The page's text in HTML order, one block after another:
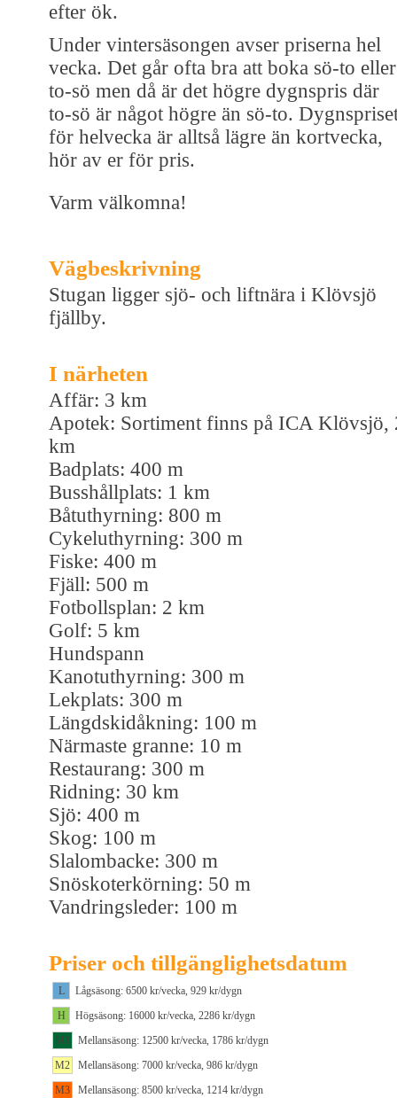
efter ök.
Under vintersäsongen avser priserna hel
vecka. Det går ofta bra att boka sö-to eller
to-sö men då är det högre dygnspris där
to-sö är något högre än sö-to.
för helvecka är alltså lägre än kortvecka,
hör av er för pris.
Varm välkomna!
Vägbeskrivning
Stugan ligger sjö- och liftnära i Klövsjö
fjällby.
I närheten
Affär: 3 km
Apotek: Sortiment finns på ICA Klövsjö,
km
Badplats: 400 m
Busshållplats: 1 km
Båtuthyrning: 800 m
Cykeluthyrning: 300 m
Fiske: 400 m
Fjäll: 500 m
Fotbollsplan: 2 km
Golf: 5 km
Hundspann
Kanotuthyrning: 300 m
Lekplats: 300 m
Längdskidåkning: 100 m
Närmaste granne: 10 m
Restaurang: 300 m
Ridning: 30 km
Sjö: 400 m
Skog: 100 m
Slalombacke: 300 m
Snöskoterkörning: 50 m
Vandringsleder: 100 m
Priser och tillgänglighetsdatum
L
Lågsäsong: 6500 kr/vecka, 929 kr/dygn
H
Högsäsong: 16000 kr/vecka, 2286 kr/dygn
M1
Mellansäsong: 12500 kr/vecka, 1786 kr/dygn
M2
Mellansäsong: 7000 kr/vecka, 986 kr/dygn
M3
Mellansäsong: 8500 kr/vecka, 1214 kr/dygn